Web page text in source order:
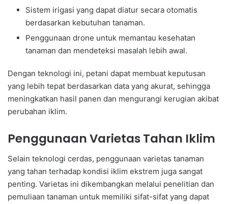
Sistem irigasi yang dapat diatur secara otomatis
berdasarkan kebutuhan tanaman.
Penggunaan drone untuk memantau kesehatan
tanaman dan mendeteksi masalah lebih awal.
Dengan teknologi ini, petani dapat membuat keputusan
yang lebih tepat berdasarkan data yang akurat, sehingga
meningkatkan hasil panen dan mengurangi kerugian akibat
perubahan iklim.
Penggunaan Varietas Tahan Iklim
Selain teknologi cerdas, penggunaan varietas tanaman
yang tahan terhadap kondisi iklim ekstrem juga sangat
penting. Varietas ini dikembangkan melalui penelitian dan
pemuliaan tanaman untuk memiliki sifat-sifat yang dapat